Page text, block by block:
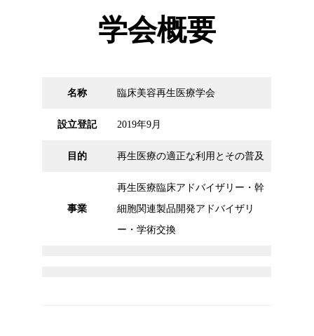
学会概要
名称 臨床美容再生医療学会
設立登記 2019年9月
目的 再生医療の適正な利用とその普及
事業
再生医療臨床アドバイザリー・幹
細胞関連製品開発アドバイザリ
ー・学術交換